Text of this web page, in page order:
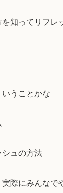
知ってリフレ
いうことかな
シュの方法
際にみんなで